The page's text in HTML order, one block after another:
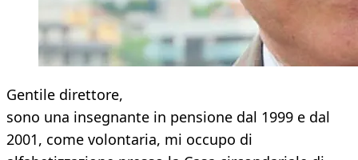
Gentile direttore,
sono una insegnante in pensione dal 1999 e dal
2001, come volontaria, mi occupo di